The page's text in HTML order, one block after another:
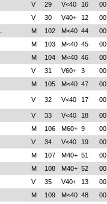
V 29 V<40 16
V 30 V40+ 12
M 102 M<40 44
M 103 M<40 45
M 104 M<40 46
V 31 V60+ 3
M 105 M<40 47
V 32 V<40 17
V 33 V<40 18
M 106 M60+ 9
V 34 V<40 19
M 107 M40+ 51
M 108 M40+ 52
V 35 V40+ 13
M 109 M<40 48